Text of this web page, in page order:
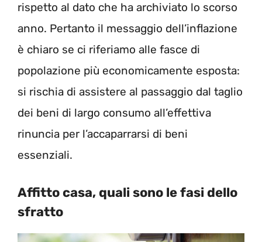
rispetto al dato che ha archiviato lo scorso
anno. Pertanto il messaggio dell’inflazione
è chiaro se ci riferiamo alle fasce di
popolazione più economicamente esposta:
si rischia di assistere al passaggio dal taglio
dei beni di largo consumo all’effettiva
rinuncia per l’accaparrarsi di beni
essenziali.
Affitto casa, quali sono le fasi dello
sfratto